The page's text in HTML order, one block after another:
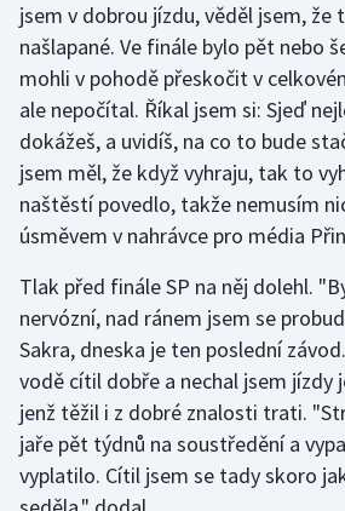
Triatlon
Veslování
Vodní slalom
Volejbal
Ostatní
jsem v dobrou jízdu, věděl jsem, že
našlapané. Ve finále bylo pět nebo
mohli v pohodě přeskočit v
ale nepočítal. Říkal jsem si: Sjeď
dokážeš, a uvidíš, na co to bude
jsem měl, že když vyhraju, tak to
naštěstí povedlo, takže nemusím
úsměvem v nahrávce pro média
Tlak před finále SP na něj dolehl.
nervózní, nad ránem jsem se
Sakra, dneska je ten poslední
vodě cítil dobře a nechal jsem jízdy
jenž těžil i z dobré znalosti trati.
jaře pět týdnů na soustředění a
vyplatilo. Cítil jsem se tady skoro